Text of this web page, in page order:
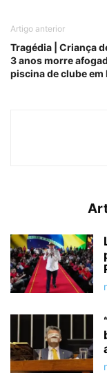
Artigo anterior
Tragédia | Criança
3 anos morre
piscina de clube em